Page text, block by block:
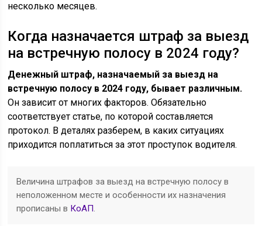
несколько месяцев.
Когда назначается штраф за выезд
на встречную полосу в 2024 году?
Денежный штраф, назначаемый за выезд на
встречную полосу в 2024 году, бывает различным.
Он зависит от многих факторов. Обязательно
соответствует статье, по которой составляется
протокол. В деталях разберем, в каких ситуациях
приходится поплатиться за этот проступок водителя.
Величина штрафов за выезд на встречную полосу в
неположенном месте и особенности их назначения
прописаны в КоАП.